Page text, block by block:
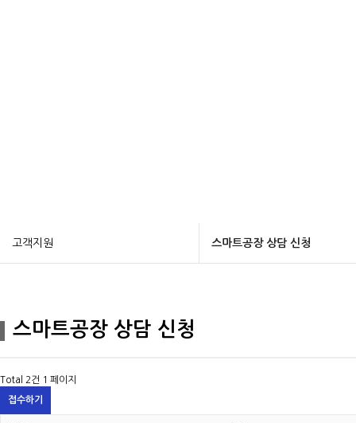
고객지원 스마트공장 상담 신청
스마트공장 상담 신청
Total 2건 1 페이지
접수하기